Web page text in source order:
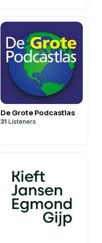
De Grote Podcastlas
31 Listeners